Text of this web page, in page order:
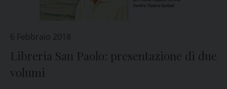
6 Febbraio 2018
Libreria San Paolo: presentazione di due
volumi